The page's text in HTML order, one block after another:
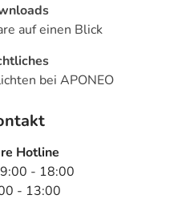
auf einen Blick
bei APONEO
Hotline
- 18:00
- 13:00